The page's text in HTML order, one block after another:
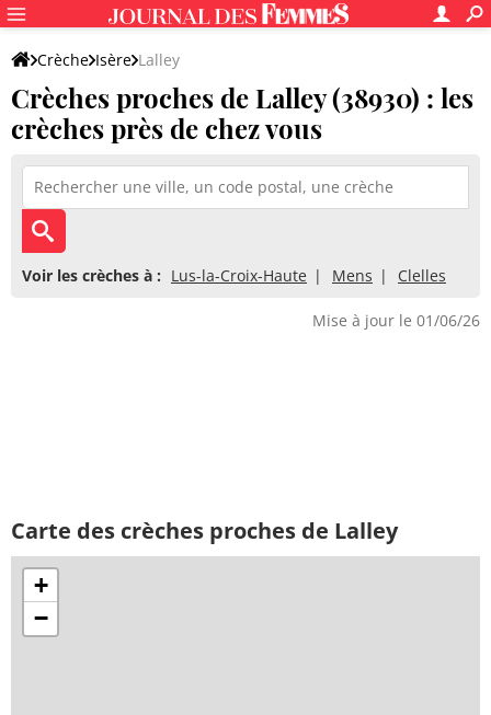
Crèche Isère Lalley
Crèches proches de Lalley (38930) : les
crèches près de chez vous
Voir les crèches à : Lus-la-Croix-Haute Mens Clelles
Mise à jour le 01/06/26
Carte des crèches proches de Lalley
+
−